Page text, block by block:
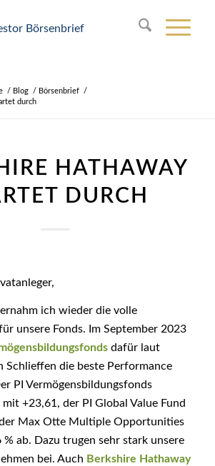
/ Blog / Börsenbrief
/
durch
HATHAWAY
DURCH
ich wieder die volle
unsere Fonds. Im September 2023
dafür laut
Schlieffen die beste Performance
PI Vermögensbildungsfonds
mit +23,61, der PI Global Value Fund
Max Otte Multiple Opportunities
% ab. Dazu trugen sehr stark unsere
bei. Auch Berkshire Hathaway